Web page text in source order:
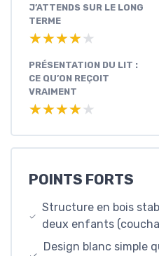
J’ATTENDS SUR LE LONG
TERME
★★★★★
★★★★★
PRÉSENTATION DU LIT :
CE QU’ON REÇOIT
VRAIMENT
★★★★★
★★★★★
POINTS FORTS
Structure en bois
deux enfants
Design blanc simple